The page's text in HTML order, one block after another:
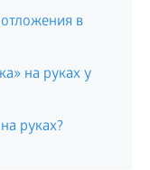
в
на руках у
руках?